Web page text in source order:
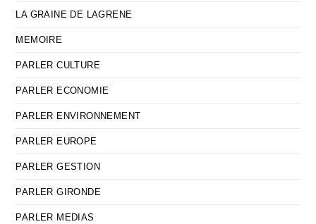
LA GRAINE DE LAGRENE
MEMOIRE
PARLER CULTURE
PARLER ECONOMIE
PARLER ENVIRONNEMENT
PARLER EUROPE
PARLER GESTION
PARLER GIRONDE
PARLER MEDIAS